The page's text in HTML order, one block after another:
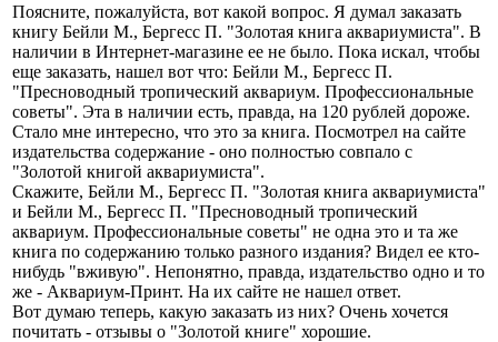
Поясните, пожалуйста, вот какой вопрос. Я думал заказать
книгу Бейли М., Бергесс П. "Золотая книга аквариумиста". В
наличии в Интернет-магазине ее не было. Пока искал, чтобы
еще заказать, нашел вот что: Бейли М., Бергесс П.
"Пресноводный тропический аквариум. Профессиональные
советы". Эта в наличии есть, правда, на 120 рублей дороже.
Стало мне интересно, что это за книга. Посмотрел на сайте
издательства содержание - оно полностью совпало с
"Золотой книгой аквариумиста".
Скажите, Бейли М., Бергесс П. "Золотая книга аквариумиста"
и Бейли М., Бергесс П. "Пресноводный тропический
аквариум. Профессиональные советы" не одна это и та же
книга по содержанию только разного издания? Видел ее кто-
нибудь "вживую". Непонятно, правда, издательство одно и то
же - Аквариум-Принт. На их сайте не нашел ответ.
Вот думаю теперь, какую заказать из них? Очень хочется
почитать - отзывы о "Золотой книге" хорошие.